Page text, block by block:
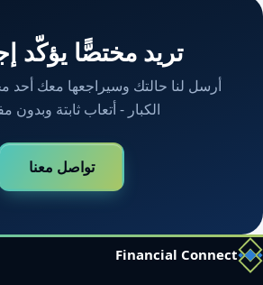
تريد مختصًّا يؤكّد
أرسل لنا حالتك وسيراجعها معك أحد
الكبار - أتعاب ثابتة وبدون
تواصل معنا
Financial Connect